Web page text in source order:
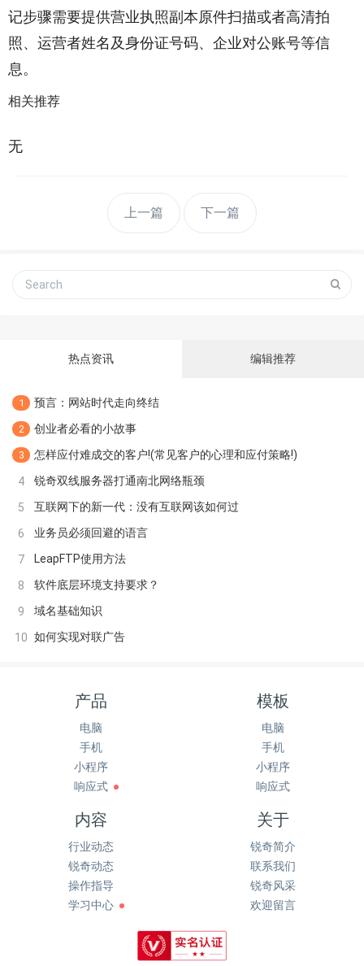
记步骤需要提供营业执照副本原件扫描或者高清拍
照、运营者姓名及身份证号码、企业对公账号等信
息。
相关推荐
无
上一篇 下一篇
热点资讯 编辑推荐
1 预言：网站时代走向终结
2 创业者必看的小故事
3 怎样应付难成交的客户!(常见客户的心理和应付策略!)
4 锐奇双线服务器打通南北网络瓶颈
5 互联网下的新一代：没有互联网该如何过
6 业务员必须回避的语言
7 LeapFTP使用方法
8 软件底层环境支持要求？
9 域名基础知识
10 如何实现对联广告
产品
电脑
手机
小程序
响应式
模板
电脑
手机
小程序
响应式
内容
行业动态
锐奇动态
操作指导
学习中心
关于
锐奇简介
联系我们
锐奇风采
欢迎留言